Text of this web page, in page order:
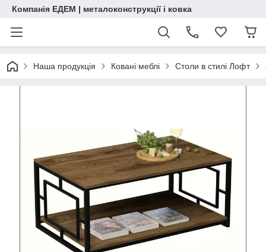
Компанія ЕДЕМ | металоконструкції і ковка
Наша продукція Ковані меблі Столи в стилі Лофт